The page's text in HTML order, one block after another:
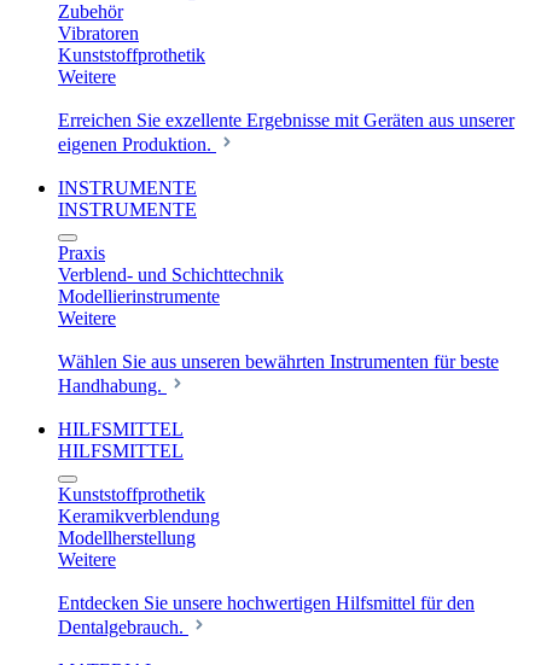
Zubehör
Vibratoren
Kunststoffprothetik
Weitere
Erreichen Sie exzellente Ergebnisse mit Geräten aus unserer
eigenen Produktion.
INSTRUMENTE
INSTRUMENTE
Praxis
Verblend- und Schichttechnik
Modellierinstrumente
Weitere
Wählen Sie aus unseren bewährten Instrumenten für beste
Handhabung.
HILFSMITTEL
HILFSMITTEL
Kunststoffprothetik
Keramikverblendung
Modellherstellung
Weitere
Entdecken Sie unsere hochwertigen Hilfsmittel für den
Dentalgebrauch.